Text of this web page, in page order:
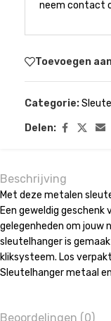
neem contact
Toevoegen
Categorie:
Delen:
Beschrijving
Met deze metalen
Een geweldig
gelegenheden om jouw
sleutelhanger is
kliksysteem. Los
Sleutelhanger metaal
Beoordelingen (0)